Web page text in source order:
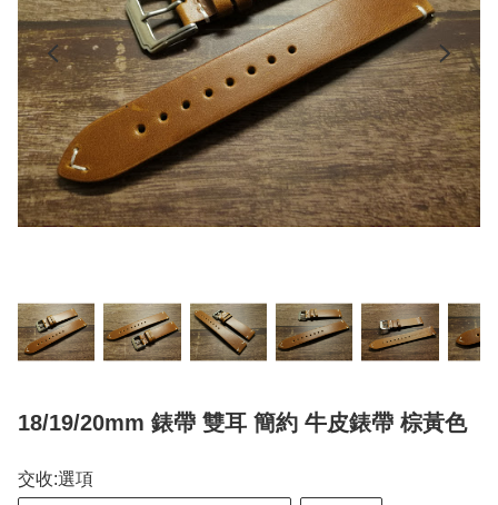
18/19/20mm 錶帶 雙耳 簡約 牛皮錶帶 棕黃色
交收:選項